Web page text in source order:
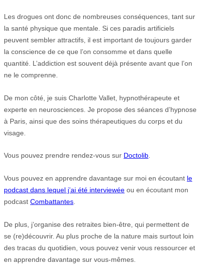
Les drogues ont donc de nombreuses conséquences, tant sur
la santé physique que mentale. Si ces paradis artificiels
peuvent sembler attractifs, il est important de toujours garder
la conscience de ce que l’on consomme et dans quelle
quantité. L’addiction est souvent déjà présente avant que l’on
ne le comprenne.
De mon côté, je suis Charlotte Vallet, hypnothérapeute et
experte en neurosciences. Je propose des séances d’hypnose
à Paris, ainsi que des soins thérapeutiques du corps et du
visage.
Vous pouvez prendre rendez-vous sur Doctolib.
Vous pouvez en apprendre davantage sur moi en écoutant le
podcast dans lequel j’ai été interviewée ou en écoutant mon
podcast Combattantes
De plus, j’organise des retraites bien-être, qui permettent de
se (re)découvrir. Au plus proche de la nature mais surtout loin
des tracas du quotidien, vous pouvez venir vous ressourcer et
en apprendre davantage sur vous-mêmes.